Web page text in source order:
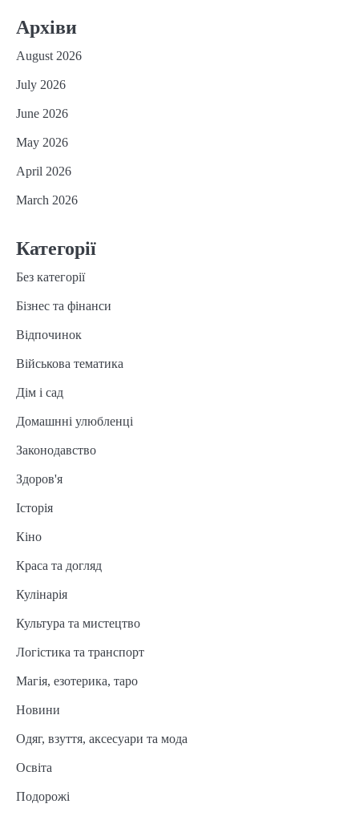
Архіви
August 2026
July 2026
June 2026
May 2026
April 2026
March 2026
Категорії
Без категорії
Бізнес та фінанси
Відпочинок
Військова тематика
Дім і сад
Домашнні улюбленці
Законодавство
Здоров'я
Історія
Кіно
Краса та догляд
Кулінарія
Культура та мистецтво
Логістика та транспорт
Магія, езотерика, таро
Новини
Одяг, взуття, аксесуари та мода
Освіта
Подорожі